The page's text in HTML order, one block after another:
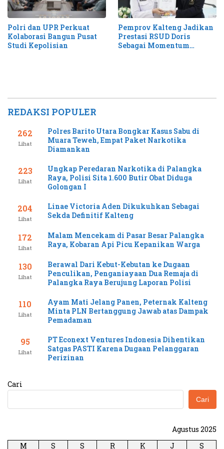
Polri dan UPR Perkuat
Kolaborasi Bangun Pusat
Studi Kepolisian
Pemprov Kalteng Jadikan
Prestasi RSUD Doris
Sebagai Momentum
REDAKSI POPULER
262
Lihat
Polres Barito Utara Bongkar Kasus Sabu di
Muara Teweh, Empat Paket Narkotika
Diamankan
223
Lihat
Ungkap Peredaran Narkotika di Palangka
Raya, Polisi Sita 1.600 Butir Obat Diduga
Golongan I
204
Lihat
Linae Victoria Aden Dikukuhkan Sebagai
Sekda Definitif Kalteng
172
Lihat
Malam Mencekam di Pasar Besar Palangka
Raya, Kobaran Api Picu Kepanikan Warga
130
Lihat
Berawal Dari Kebut-Kebutan ke Dugaan
Penculikan, Penganiayaan Dua Remaja di
Palangka Raya Berujung Laporan Polisi
110
Lihat
Ayam Mati Jelang Panen, Peternak Kalteng
Minta PLN Bertanggung Jawab atas Dampak
Pemadaman
95
Lihat
PT Econext Ventures Indonesia Dihentikan
Satgas PASTI Karena Dugaan Pelanggaran
Perizinan
Cari
Cari
Agustus 2025
M
S S R K J S